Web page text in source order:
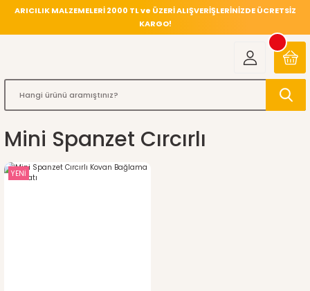
ARICILIK MALZEMELERİ 2000 TL ve ÜZERİ ALIŞVERİŞLERİNİZDE ÜCRETSİZ
KARGO!
Mini Spanzet Cırcırlı
YENİ